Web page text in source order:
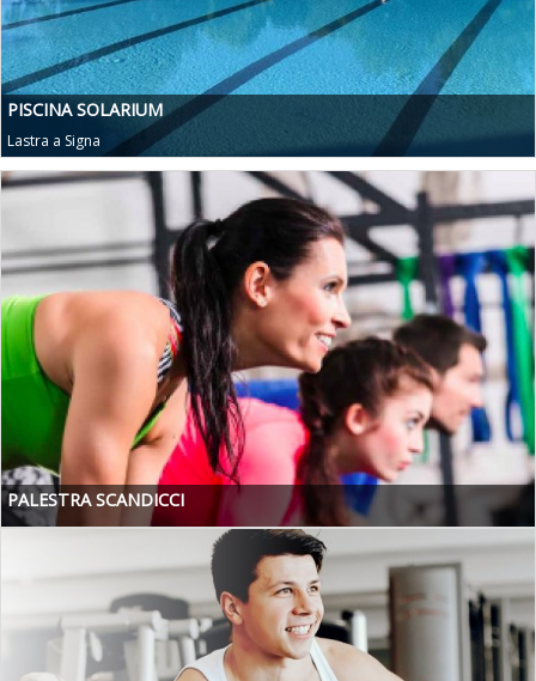
PISCINA SOLARIUM
Lastra a Signa
PALESTRA SCANDICCI